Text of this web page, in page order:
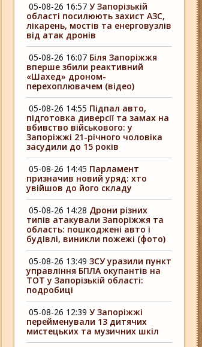
05-08-26 16:57 У Запорізькій
області посилюють захист АЗС,
лікарень, мостів та енерговузлів
від атак дронів
05-08-26 16:07 Біля Запоріжжя
вперше збили реактивний
«Шахед» дроном-
перехоплювачем (відео)
05-08-26 14:55 Підпал авто,
підготовка диверсії та замах на
вбивство військового: у
Запоріжжі 21-річного чоловіка
засудили до 15 років
05-08-26 14:45 Парламент
призначив новий уряд: хто
увійшов до його складу
05-08-26 14:28 Дрони різних
типів атакували Запоріжжя та
область: пошкоджені авто і
будівлі, виникли пожежі (фото)
05-08-26 13:49 ЗСУ уразили пункт
управління БПЛА окупантів на
ТОТ у Запорізькій області:
подробиці
05-08-26 12:39 У Запоріжжі
перейменували 13 дитячих
мистецьких та музичних шкіл